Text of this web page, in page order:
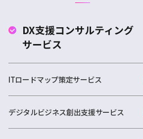
DX支援コンサルティング
サービス
ITロードマップ策定サービス
デジタルビジネス創出支援サービス